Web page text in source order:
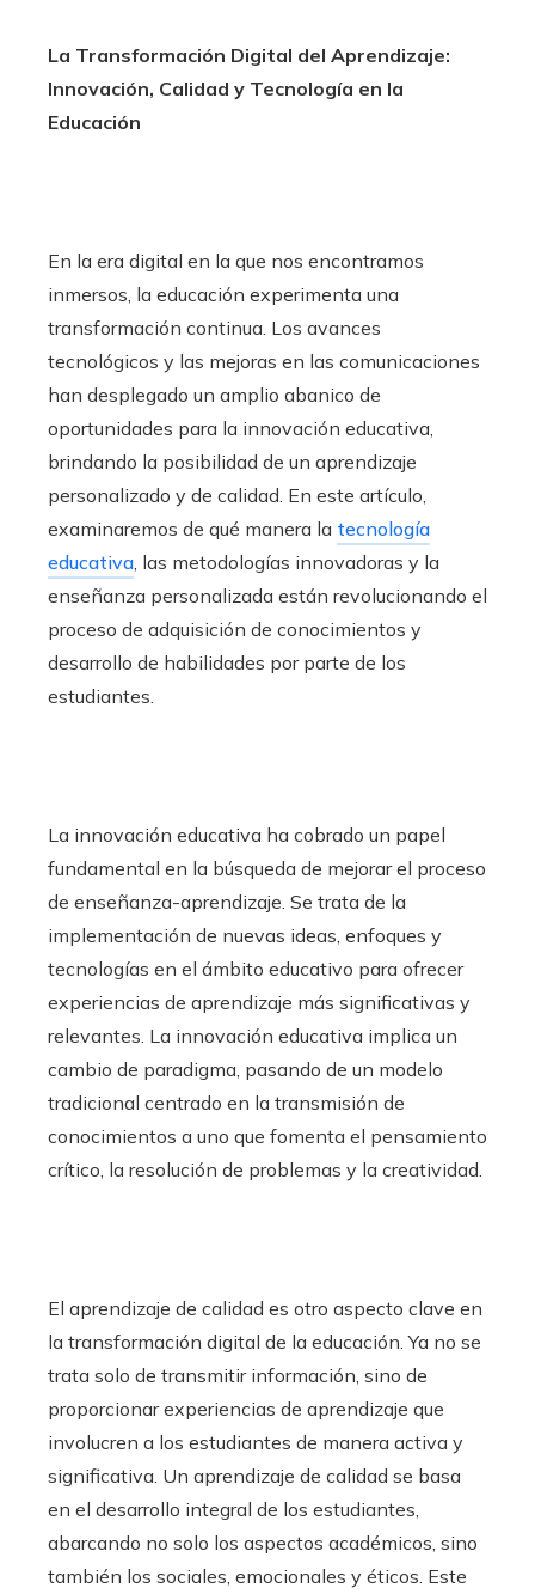
La Transformación Digital del Aprendizaje:
Innovación, Calidad y Tecnología en la
Educación
En la era digital en la que nos encontramos
inmersos, la educación experimenta una
transformación continua. Los avances
tecnológicos y las mejoras en las comunicaciones
han desplegado un amplio abanico de
oportunidades para la innovación educativa,
brindando la posibilidad de un aprendizaje
personalizado y de calidad. En este artículo,
examinaremos de qué manera la tecnología
educativa , las metodologías innovadoras y la
enseñanza personalizada están revolucionando el
proceso de adquisición de conocimientos y
desarrollo de habilidades por parte de los
estudiantes.
La innovación educativa ha cobrado un papel
fundamental en la búsqueda de mejorar el proceso
de enseñanza-aprendizaje. Se trata de la
implementación de nuevas ideas, enfoques y
tecnologías en el ámbito educativo para ofrecer
experiencias de aprendizaje más significativas y
relevantes. La innovación educativa implica un
cambio de paradigma, pasando de un modelo
tradicional centrado en la transmisión de
conocimientos a uno que fomenta el pensamiento
crítico, la resolución de problemas y la creatividad.
El aprendizaje de calidad es otro aspecto clave en
la transformación digital de la educación. Ya no se
trata solo de transmitir información, sino de
proporcionar experiencias de aprendizaje que
involucren a los estudiantes de manera activa y
significativa. Un aprendizaje de calidad se basa
en el desarrollo integral de los estudiantes,
abarcando no solo los aspectos académicos, sino
también los sociales, emocionales y éticos. Este